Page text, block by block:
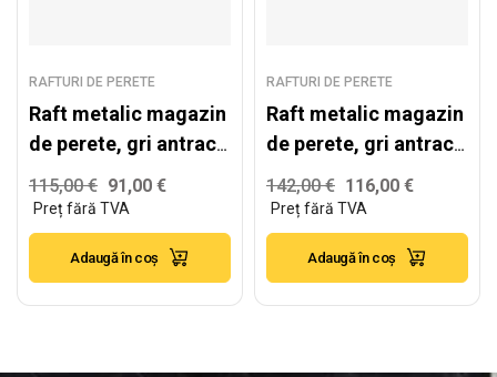
RAFTURI DE PERETE
Raft metalic magazin
de perete, gri antracit
– H:2235mm x
L:1000mm x B:400mm
+ 4x300mm
115,00€ 91,00 €
Adaugă în coș
RAFTURI DE PERETE
Raft metalic magazin
de perete, gri antracit
– H:2235mm x
L:1000mm x
W:500mm
142,00€ 116,00 €
Adaugă în coș